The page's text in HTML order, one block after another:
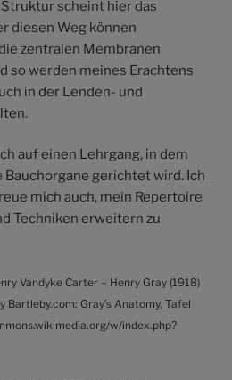
scheint hier das
diesen Weg können
zentralen Membranen
so werden meines Erachtens
in der Lenden- und
auf einen Lehrgang, in dem
Bauchorgane gerichtet wird. Ich
mich auch, mein Repertoire
Techniken erweitern zu
Vandyke Carter – Henry Gray (1918)
Gray’s Anatomy, Tafel
w/index.php?